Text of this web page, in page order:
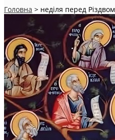
Головна > неділя перед Різдвом